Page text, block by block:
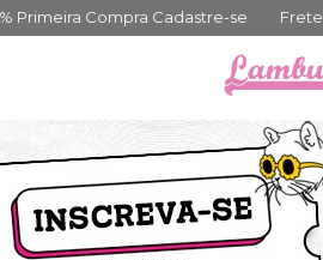
acima de 399,00 Até 3x no
Categorias Coleções